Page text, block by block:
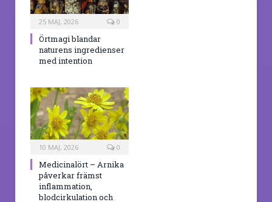
25 MAJ, 2026 0
Örtmagi blandar
naturens ingredienser
med intention
10 MAJ, 2026 0
Medicinalört – Arnika
påverkar främst
inflammation,
blodcirkulation och